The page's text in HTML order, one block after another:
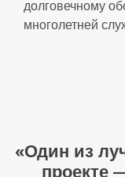
долговечному
многолетней
«Один из